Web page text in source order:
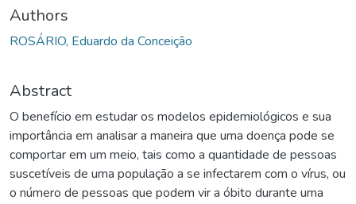
Authors
ROSÁRIO, Eduardo da Conceição
Abstract
O benefício em estudar os modelos epidemiológicos e sua
importância em analisar a maneira que uma doença pode se
comportar em um meio, tais como a quantidade de pessoas
suscetíveis de uma população a se infectarem com o vírus, ou
o número de pessoas que podem vir a óbito durante uma